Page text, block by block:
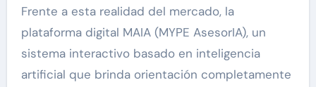
Frente a esta realidad del mercado, la
plataforma digital MAIA (MYPE AsesorIA), un
sistema interactivo basado en inteligencia
artificial que brinda orientación completamente